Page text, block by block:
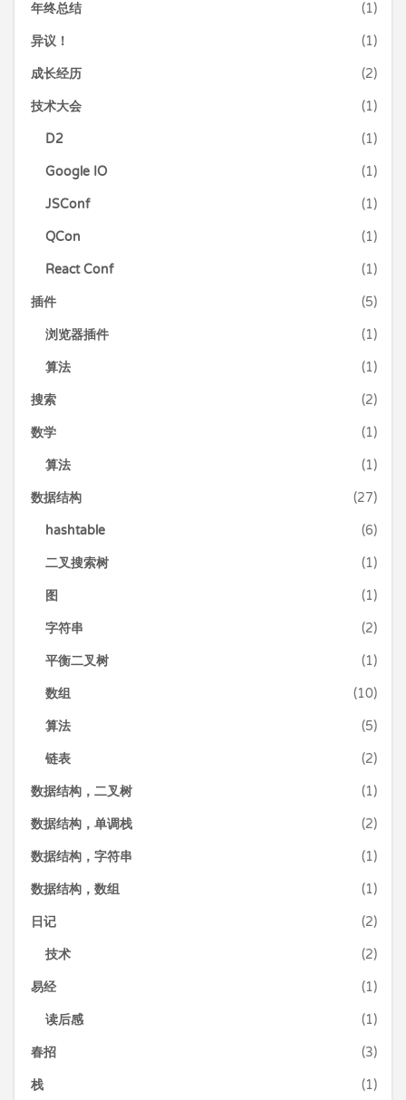
年终总结 (1)
异议！ (1)
成长经历 (2)
技术大会 (1)
D2 (1)
Google IO (1)
JSConf (1)
QCon (1)
React Conf (1)
插件 (5)
浏览器插件 (1)
算法 (1)
搜索 (2)
数学 (1)
算法 (1)
数据结构 (27)
hashtable (6)
二叉搜索树 (1)
图 (1)
字符串 (2)
平衡二叉树 (1)
数组 (10)
算法 (5)
链表 (2)
数据结构，二叉树 (1)
数据结构，单调栈 (2)
数据结构，字符串 (1)
数据结构，数组 (1)
日记 (2)
技术 (2)
易经 (1)
读后感 (1)
春招 (3)
栈 (1)